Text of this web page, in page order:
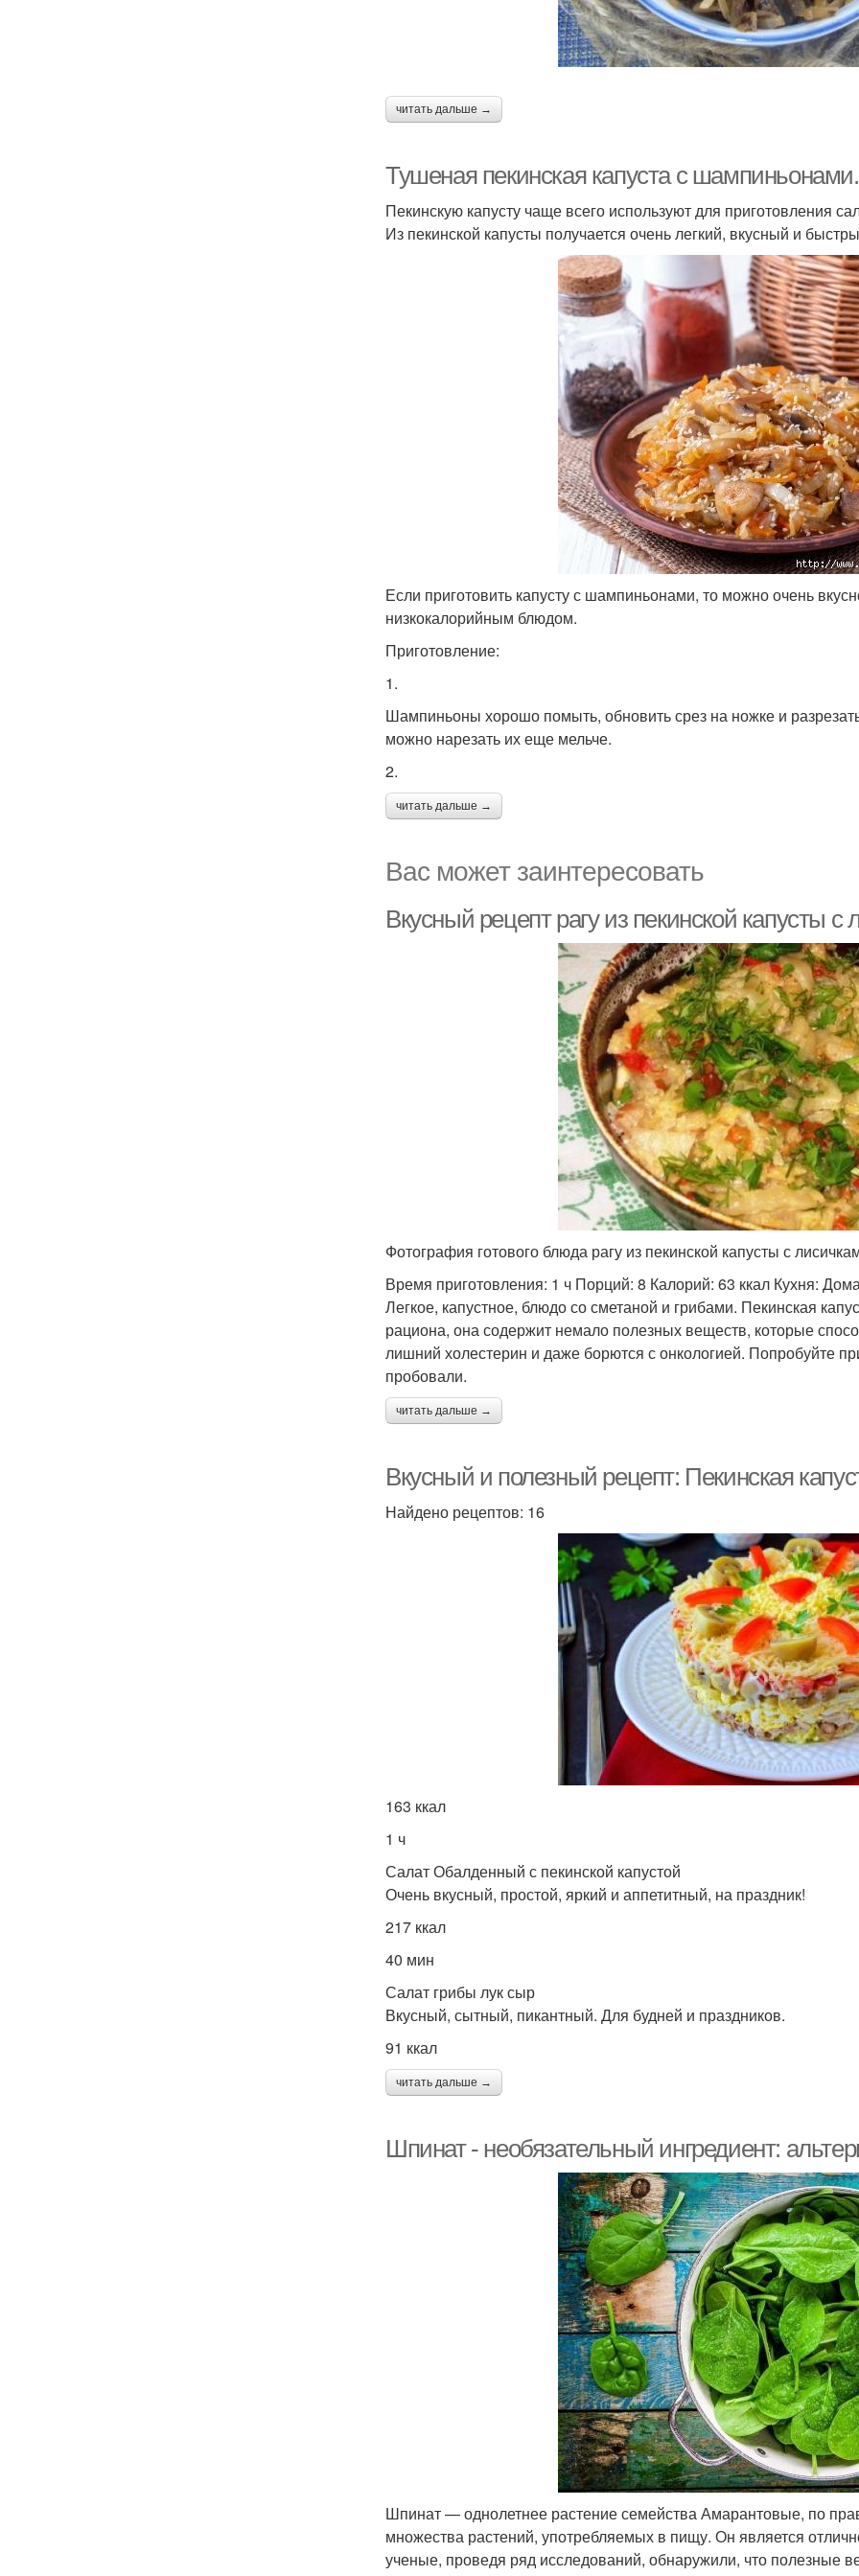
читать дальше →
Тушеная пекинская капуста с шампиньонами.
Пекинскую капусту чаще всего используют для приготовления
Из пекинской капусты получается очень легкий, вкусный и
Если приготовить капусту с шампиньонами, то можно очень
низкокалорийным блюдом.
Приготовление:
1.
Шампиньоны хорошо помыть, обновить срез на ножке и
можно нарезать их еще мельче.
2.
читать дальше →
Вас может заинтересовать
Вкусный рецепт рагу из пекинской капусты с
Фотография готового блюда рагу из пекинской капусты с
Время приготовления: 1 ч Порций: 8 Калорий: 63 ккал Кухня:
Легкое, капустное, блюдо со сметаной и грибами. Пекинская
рациона, она содержит немало полезных веществ, которые
лишний холестерин и даже борются с онкологией. Попробуйте
пробовали.
читать дальше →
Вкусный и полезный рецепт: Пекинская
Найдено рецептов: 16
163 ккал
1 ч
Салат Обалденный с пекинской капустой
Очень вкусный, простой, яркий и аппетитный, на праздник!
217 ккал
40 мин
Салат грибы лук сыр
Вкусный, сытный, пикантный. Для будней и праздников.
91 ккал
читать дальше →
Шпинат - необязательный ингредиент:
Шпинат — однолетнее растение семейства Амарантовые, по
множества растений, употребляемых в пищу. Он является
ученые, проведя ряд исследований, обнаружили, что полезные